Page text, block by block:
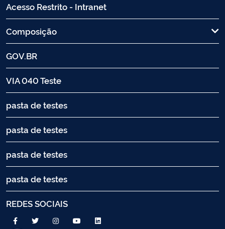
Acesso Restrito - Intranet
Composição
GOV.BR
VIA 040 Teste
pasta de testes
pasta de testes
pasta de testes
pasta de testes
REDES SOCIAIS